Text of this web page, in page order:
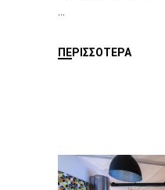
ΠΕΡΙΣΣΌΤΕΡΑ